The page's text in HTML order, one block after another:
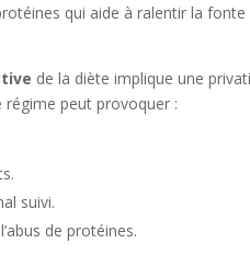
qui aide à ralentir la
de la diète implique une
peut provoquer :
suivi.
de protéines.